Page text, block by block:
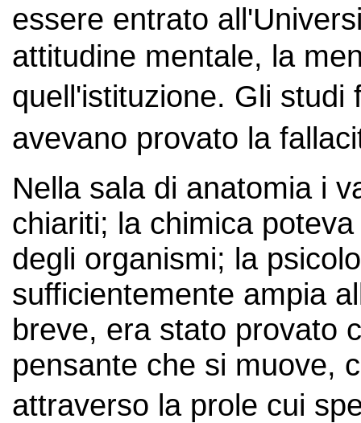
essere entrato
attitudine mentale, la
quell'istituzione. Gli
avevano provato la
Nella sala di anatomia i
chiariti; la chimica
degli organismi; la
sufficientemente ampia
breve, era stato provato
pensante che si muove,
attraverso la prole cui